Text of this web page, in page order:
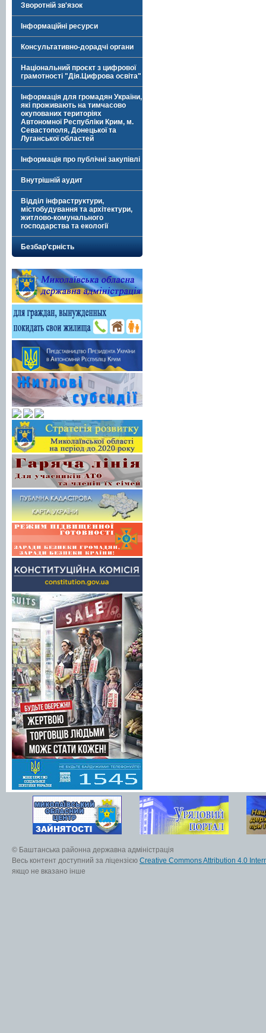
Зворотній зв'язок
Інформаційні ресурси
Консультативно-дорадчі органи
Національний проєкт з цифрової
грамотності "Дія.Цифрова освіта"
Інформація для громадян України,
які проживають на тимчасово
окупованих територіях
Автономної Республіки Крим, м.
Севастополя, Донецької та
Луганської областей
Інформація про публічні закупівлі
Внутрішній аудит
Відділ інфраструктури,
містобудування та архітектури,
житлово-комунального
господарства та екології
Безбар’єрність
© Баштанська районна державна адміністрація
Весь контент доступний за ліцензією Creative Commons Attribution 4.0
якщо не вказано інше